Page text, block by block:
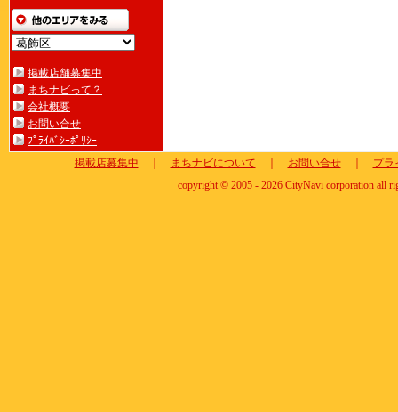
掲載店舗募集中
まちナビって？
会社概要
お問い合せ
ﾌﾟﾗｲﾊﾞｼｰﾎﾟﾘｼｰ
掲載店募集中 まちナビについて お問い合せ｜
プラ
copyright © 2005 - 2026 CityNavi corporation all